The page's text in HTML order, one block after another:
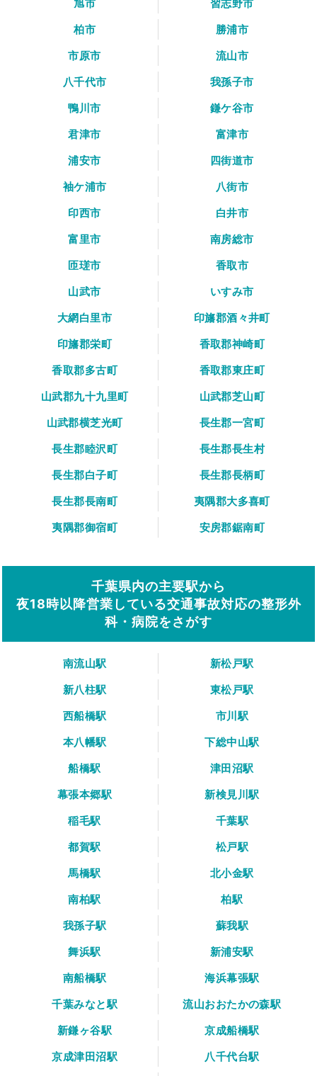
旭市
習志野市
柏市
勝浦市
市原市
流山市
八千代市
我孫子市
鴨川市
鎌ケ谷市
君津市
富津市
浦安市
四街道市
袖ケ浦市
八街市
印西市
白井市
富里市
南房総市
匝瑳市
香取市
山武市
いすみ市
大網白里市
印旛郡酒々井町
印旛郡栄町
香取郡神崎町
香取郡多古町
香取郡東庄町
山武郡九十九里町
山武郡芝山町
山武郡横芝光町
長生郡一宮町
長生郡睦沢町
長生郡長生村
長生郡白子町
長生郡長柄町
長生郡長南町
夷隅郡大多喜町
夷隅郡御宿町
安房郡鋸南町
千葉県内の主要駅から
夜18時以降営業している交通事故対応の整形外
科・病院をさがす
南流山駅
新松戸駅
新八柱駅
東松戸駅
西船橋駅
市川駅
本八幡駅
下総中山駅
船橋駅
津田沼駅
幕張本郷駅
新検見川駅
稲毛駅
千葉駅
都賀駅
松戸駅
馬橋駅
北小金駅
南柏駅
柏駅
我孫子駅
蘇我駅
舞浜駅
新浦安駅
南船橋駅
海浜幕張駅
千葉みなと駅
流山おおたかの森駅
新鎌ヶ谷駅
京成船橋駅
京成津田沼駅
八千代台駅